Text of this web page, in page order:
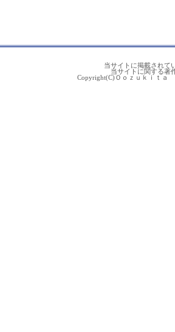
当サイトに掲載されて
当サイトに関する著
Copyright(C)Ｏｏｚｕｋｉｔａ